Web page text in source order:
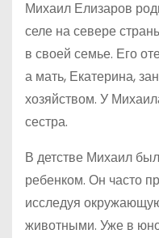
Михаил Елизаров
селе на севере
в своей семье. Его
а мать, Екатерина,
хозяйством. У
сестра.
В детстве Михаил
ребенком. Он часто
исследуя
животными. Уже в